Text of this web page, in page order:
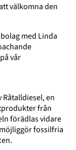
välkomna den
med Linda
vår
en
från
förädlas vidare
fossilfria